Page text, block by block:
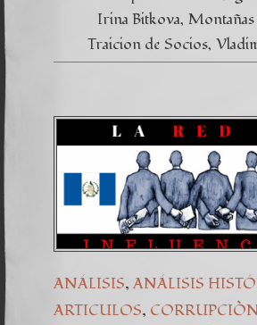
Irina Bitkova Montañas
Traicion de Socios
ANÁLISIS, ANÁLISIS
ARTICULOS,